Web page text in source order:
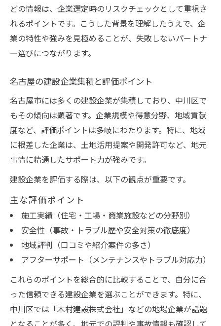
どの情報は、企業選定時のリスクチェックとして重視さ
れるポイントです。こうした背景を理解したうえで、企
業の特性や強みを見極めることが、失敗しないパートナ
ー選びにつながります。
名古屋の建設企業集積と評価ポイント
名古屋市には多くの建設企業が集積しており、中川区で
もその傾向は顕著です。企業規模や得意分野、地域貢献
度など、評価ポイントは多岐にわたります。特に、地域
に根差した企業は、土地活用提案や開発許可など、地元
事情に精通したサポート力が強みです。
建設企業を評価する際は、以下の観点が重要です。
主な評価ポイント
施工実績（住宅・工場・商業施設などの分野別）
安全性（事故・トラブル歴や安全対策の徹底度）
地域評判（口コミや紹介案件の多さ）
アフターサポート（メンテナンスやトラブル対応力）
これらのポイントを総合的に比較することで、自分に合
った信頼できる建設企業を選ぶことができます。特に、
中川区では「木村建設株式会社」などの地場企業が話題
となることが多く、地元での評判や事故情報も確認して